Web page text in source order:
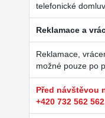
telefonické
Reklamace a
Reklamace,
možné pouze po
Před návštěvou
+420 732 562